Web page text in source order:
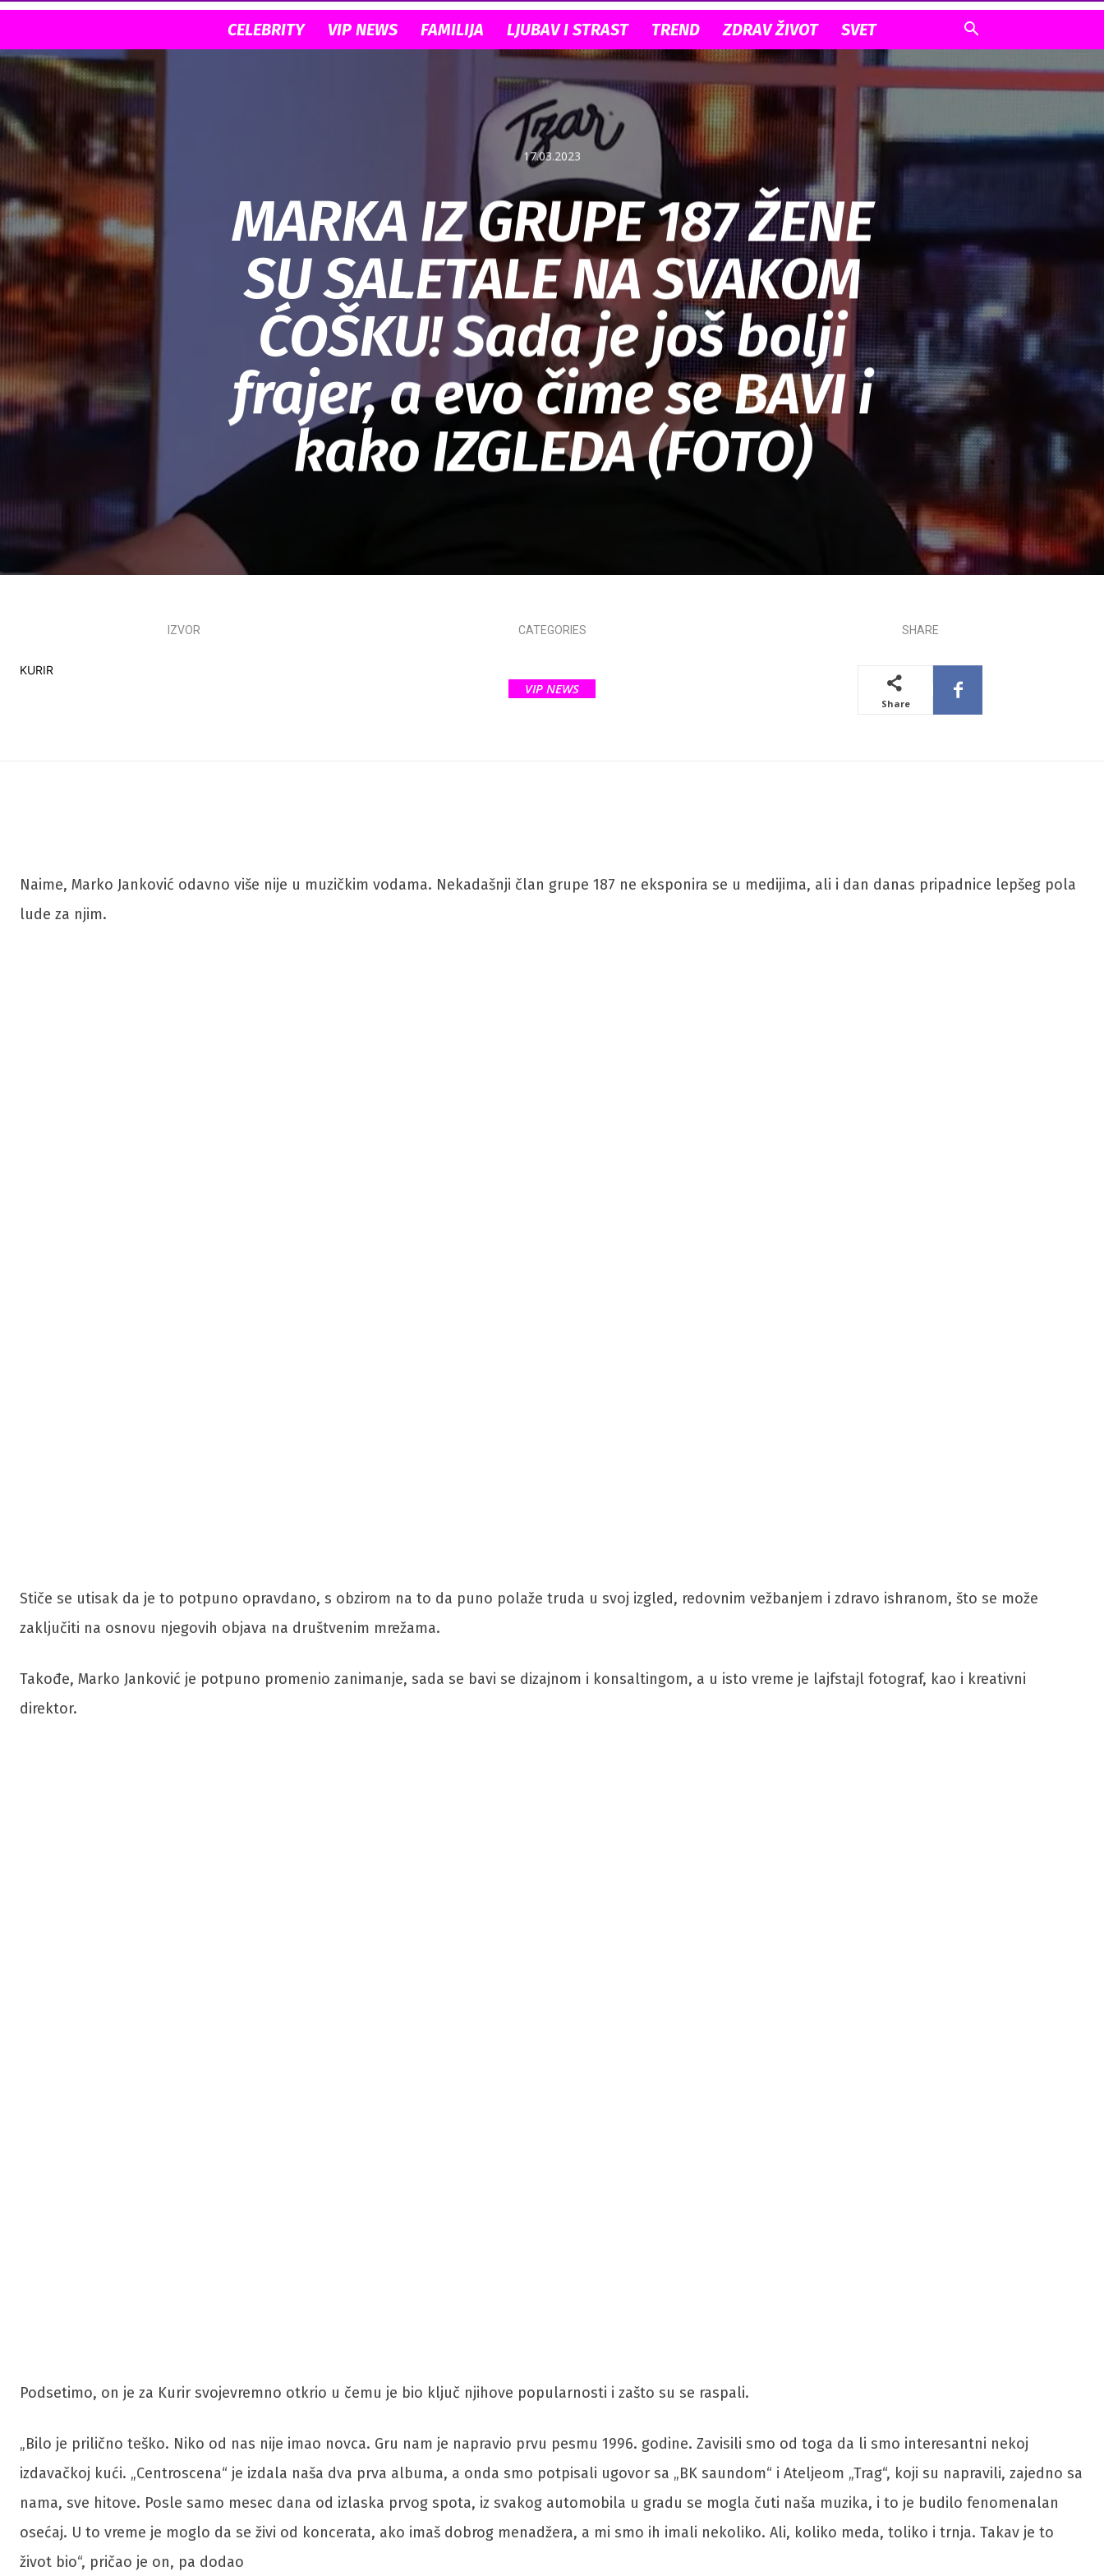
CELEBRITY VIP NEWS FAMILIJA LJUBAV I STRAST TREND ZDRAV ŽIVOT SVET
17.03.2023
MARKA IZ GRUPE 187 ŽENE
SU SALETALE NA SVAKOM
ĆOŠKU! Sada je još bolji
frajer, a evo čime se BAVI i
kako IZGLEDA (FOTO)
IZVOR
KURIR
CATEGORIES
VIP NEWS
SHARE
Share
Naime, Marko Janković odavno više nije u muzičkim vodama. Nekadašnji član grupe 187 ne eksponira se u medijima, ali i dan danas pripadnice lepšeg pola
lude za njim.
Stiče se utisak da je to potpuno opravdano, s obzirom na to da puno polaže truda u svoj izgled, redovnim vežbanjem i zdravo ishranom, što se može
zaključiti na osnovu njegovih objava na društvenim mrežama.
Takođe, Marko Janković je potpuno promenio zanimanje, sada se bavi se dizajnom i konsaltingom, a u isto vreme je lajfstajl fotograf, kao i kreativni
direktor.
Podsetimo, on je za Kurir svojevremno otkrio u čemu je bio ključ njihove popularnosti i zašto su se raspali.
„Bilo je prilično teško. Niko od nas nije imao novca. Gru nam je napravio prvu pesmu 1996. godine. Zavisili smo od toga da li smo interesantni nekoj
izdavačkoj kući. „Centroscena“ je izdala naša dva prva albuma, a onda smo potpisali ugovor sa „BK saundom“ i Ateljeom „Trag“, koji su napravili, zajedno sa
nama, sve hitove. Posle samo mesec dana od izlaska prvog spota, iz svakog automobila u gradu se mogla čuti naša muzika, i to je budilo fenomenalan
osećaj. U to vreme je moglo da se živi od koncerata, ako imaš dobrog menadžera, a mi smo ih imali nekoliko. Ali, koliko meda, toliko i trnja. Takav je to
život bio“, pričao je on, pa dodao